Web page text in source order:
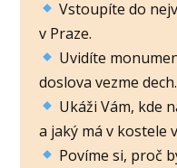
Vstoupíte do
v Praze.
Uvidíte
doslova vezme dech.
Ukáži Vám, kde
a jaký má v kostele
Povíme si, proč